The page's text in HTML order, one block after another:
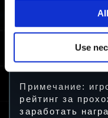
Use
Примечание:
рейтинг за
заработать